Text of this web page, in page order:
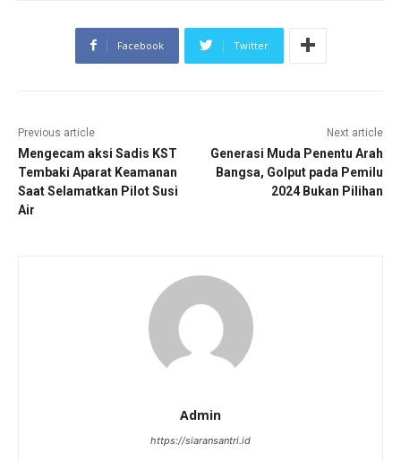
Facebook Twitter
Previous article
Mengecam aksi Sadis KST
Tembaki Aparat Keamanan
Saat Selamatkan Pilot Susi
Air
Next article
Generasi Muda Penentu Arah
Bangsa, Golput pada Pemilu
2024 Bukan Pilihan
Admin
https://siaransantri.id